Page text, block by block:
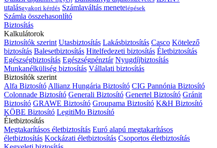
utalásgyakori kérdés Számlaváltás menetelépések
Számla összehasonlító
Biztosítás
Kalkulátorok
Biztosítók szerint Utasbiztosítás Lakásbiztosítás Casco Kötelező
biztosítás Balesetbiztosítás Hitelfedezeti biztosítás Életbiztosítás
Egészségbiztosítás Egészségpénztár Nyugdíjbiztosítás
Munkanélküliség biztosítás Vállalati biztosítás
Biztosítók szerint
Alfa Biztosító Allianz Hungária Biztosító CIG Pannónia Biztosító
Colonnade Biztosító Generali Biztosító Genertel Biztosító Gránit
Biztosító GRAWE Biztosító Groupama Biztosító K&H Biztosító
KÖBE Biztosító LegitiMo Biztosító
Életbiztosítás
Megtakarításos életbiztosítás Euró alapú megtakarításos
életbiztosítás Kockázati életbiztosítás Csoportos életbiztosítás